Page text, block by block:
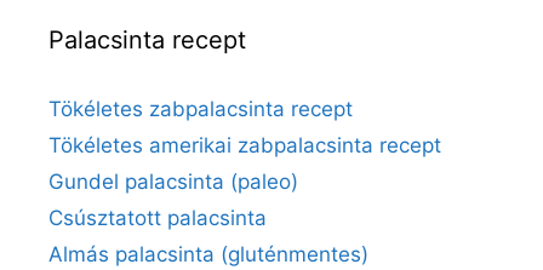
Palacsinta recept
Tökéletes zabpalacsinta recept
Tökéletes amerikai zabpalacsinta recept
Gundel palacsinta (paleo)
Csúsztatott palacsinta
Almás palacsinta (gluténmentes)